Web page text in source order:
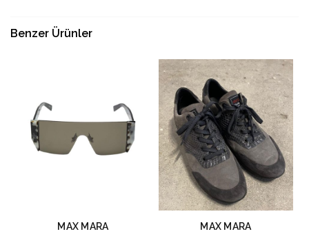
Benzer Ürünler
MAX MARA
MAX MARA